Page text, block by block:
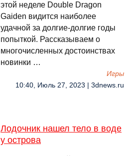
этой неделе Double Dragon
Gaiden видится наиболее
удачной за долгие-долгие годы
попыткой. Рассказываем о
многочисленных достоинствах
новинки …
Игры
10:40, Июль 27, 2023 | 3dnews.ru
Лодочник нашел тело в воде
у острова